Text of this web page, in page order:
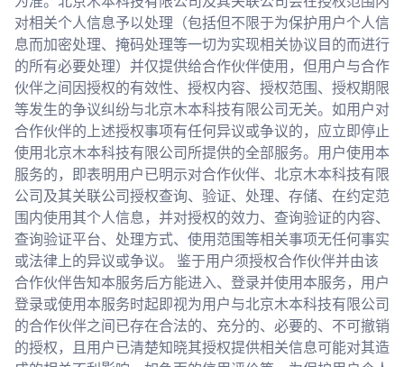
对相关个人信息予以处理（包括但不限于为保护用户个人信
息而加密处理、掩码处理等一切为实现相关协议目的而进行
的所有必要处理）并仅提供给合作伙伴使用，但用户与合作
伙伴之间因授权的有效性、授权内容、授权范围、授权期限
等发生的争议纠纷与北京木本科技有限公司无关。如用户对
合作伙伴的上述授权事项有任何异议或争议的，应立即停止
使用北京木本科技有限公司所提供的全部服务。用户使用本
服务的，即表明用户已明示对合作伙伴、北京木本科技有限
公司及其关联公司授权查询、验证、处理、存储、在约定范
围内使用其个人信息，并对授权的效力、查询验证的内容、
查询验证平台、处理方式、使用范围等相关事项无任何事实
或法律上的异议或争议。 鉴于用户须授权合作伙伴并由该
合作伙伴告知本服务后方能进入、登录并使用本服务，用户
登录或使用本服务时起即视为用户与北京木本科技有限公司
的合作伙伴之间已存在合法的、充分的、必要的、不可撤销
的授权，且用户已清楚知晓其授权提供相关信息可能对其造